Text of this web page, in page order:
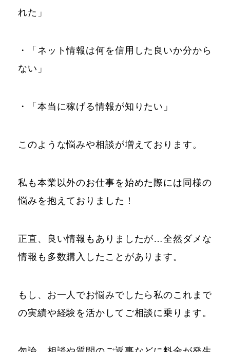
れた」
・「ネット情報は何を信用した良いか分から
ない」
・「本当に稼げる情報が知りたい」
このような悩みや相談が増えております。
私も本業以外のお仕事を始めた際には同様の
悩みを抱えておりました！
正直、良い情報もありましたが…全然ダメな
情報も多数購入したことがあります。
もし、お一人でお悩みでしたら私のこれまで
の実績や経験を活かしてご相談に乗ります。